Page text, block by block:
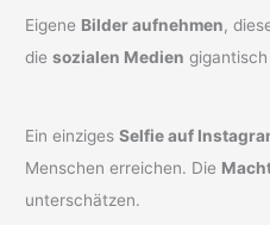
Eigene Bilder aufnehmen,
diesozialen Medien
Ein einzigesSelfie auf
Menschen erreichen. Die
unterschätzen.